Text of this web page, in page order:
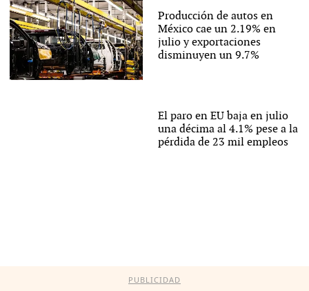
Producción de autos en
México cae un 2.19% en
julio y exportaciones
disminuyen un 9.7%
El paro en EU baja en julio
una décima al 4.1% pese a la
pérdida de 23 mil empleos
PUBLICIDAD